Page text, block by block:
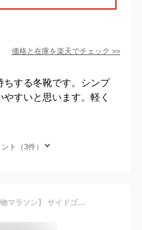
価格と在庫を楽天でチェック >>
する冬靴です。シンプ
すいと思います。軽く
ト（3件）
【10%OFFクーポン P2倍 お買い物マラソン】 サイドゴアブーツ レインシューズ レインブーツ スノーブーツ ブーツ メンズ 29cm迄 防寒 防水 防滑 長靴 雨 雪 メンズシューズ シューズグラインド